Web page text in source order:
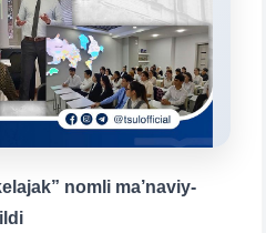
nomli ma’naviy-
4. Interview (masters) (5)
6. Online application (16)
8. Bachelor quota (1)
to administrator